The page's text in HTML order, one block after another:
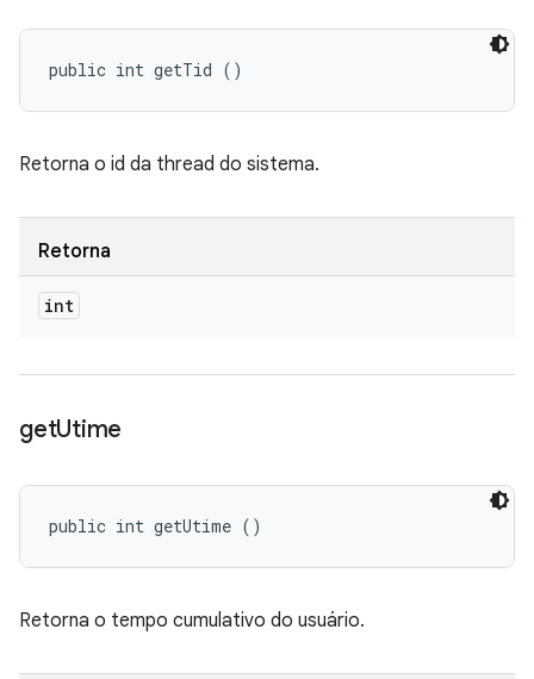
public int getTid ()
Retorna o id da thread do sistema.
Retorna
int
getUtime
public int getUtime ()
Retorna o tempo cumulativo do usuário.